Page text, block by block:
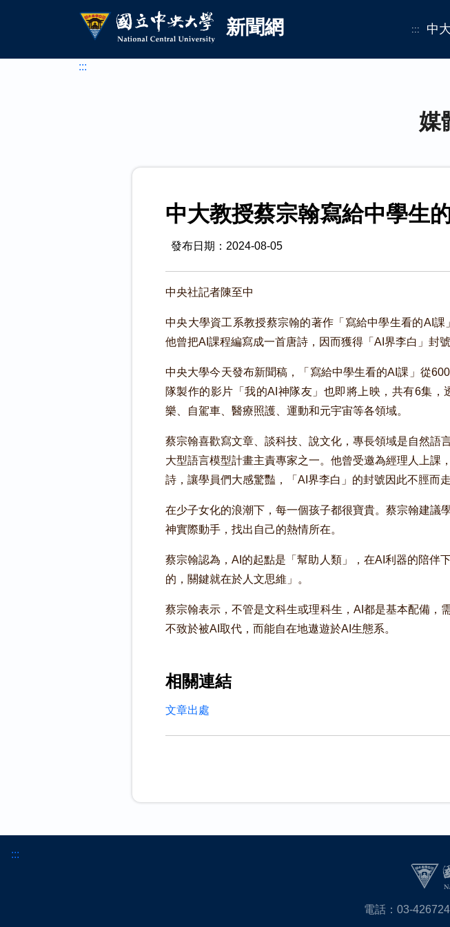
國立中央大學新聞網新聞網 ::: 中
:::
媒
中大教授蔡宗翰寫給中學生
發布日期：2024-08-05
中央社記者陳至中
中央大學資工系教授蔡宗翰的著作「寫給中學生看的AI
他曾把AI課程編寫成一首唐詩，因而獲得「AI界李白」封號
中央大學今天發布新聞稿，「寫給中學生看的AI課」從
隊製作的影片「我的AI神隊友」也即將上映，共有6集
樂、自駕車、醫療照護、運動和元宇宙等各領域。
蔡宗翰喜歡寫文章、談科技、說文化，專長領域是自然語
大型語言模型計畫主責專家之一。他曾受邀為經理人上課
詩，讓學員們大感驚豔，「AI界李白」的封號因此不脛而走
在少子女化的浪潮下，每一個孩子都很寶貴。蔡宗翰建議
神實際動手，找出自己的熱情所在。
蔡宗翰認為，AI的起點是「幫助人類」，在AI利器的陪伴
的，關鍵就在於人文思維」。
蔡宗翰表示，不管是文科生或理科生，AI都是基本配備，
不致於被AI取代，而能自在地遨遊於AI生態系。
相關連結
文章出處
:::
電話：03-